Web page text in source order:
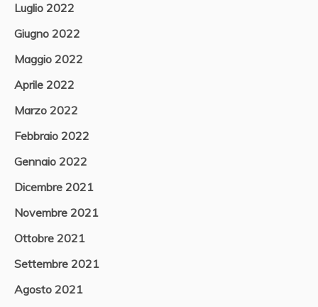
Luglio 2022
Giugno 2022
Maggio 2022
Aprile 2022
Marzo 2022
Febbraio 2022
Gennaio 2022
Dicembre 2021
Novembre 2021
Ottobre 2021
Settembre 2021
Agosto 2021